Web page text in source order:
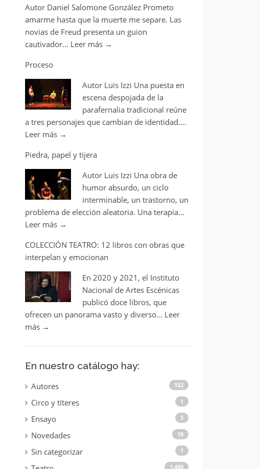
Autor Daniel Salomone González Prometo
amarme hasta que la muerte me separe. Las
novias de Freud presenta un guion
cautivador… Leer más →
Proceso
Autor Luis Izzi Una puesta en
escena despojada de la
parafernalia tradicional reúne
a tres personajes que cambian de identidad.…
Leer más →
Piedra, papel y tijera
Autor Luis Izzi Una obra de
humor absurdo, un ciclo
interminable, un trastorno, un
problema de elección aleatoria. Una terapia…
Leer más →
COLECCIÓN TEATRO: 12 libros con obras que
interpelan y emocionan
En 2020 y 2021, el Instituto
Nacional de Artes Escénicas
publicó doce libros, que
ofrecen un panorama vasto y diverso… Leer
más →
En nuestro catálogo hay:
Autores 152
Circo y títeres 1
Ensayo 3
Novedades 18
Sin categorizar 1
1.400